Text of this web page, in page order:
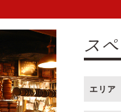
ス
エリア